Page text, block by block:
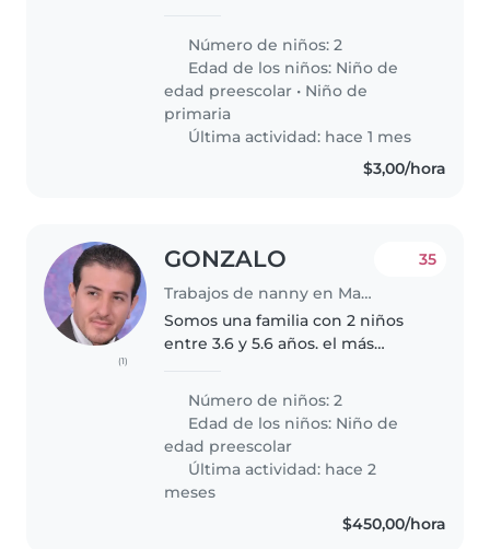
Número de niños: 2
Edad de los niños: Niño de
edad preescolar • Niño de
primaria
Última actividad: hace 1 mes
$3,00/hora
(1)
GONZALO
Trabajos de nanny en Manta
35
Somos una familia con 2 niños
entre 3.6 y 5.6 años. el más
deportivos y el más grande le
encanta hablar y preguntar
cuando agarra confianza, es muy
tímido. Necesitamos..
Número de niños: 2
Edad de los niños: Niño de
edad preescolar
Última actividad: hace 2
meses
$450,00/hora